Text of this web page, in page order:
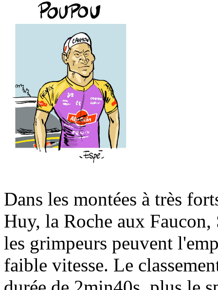
Dans les montées à très
Huy, la Roche aux
les grimpeurs peuvent
faible vitesse. Le